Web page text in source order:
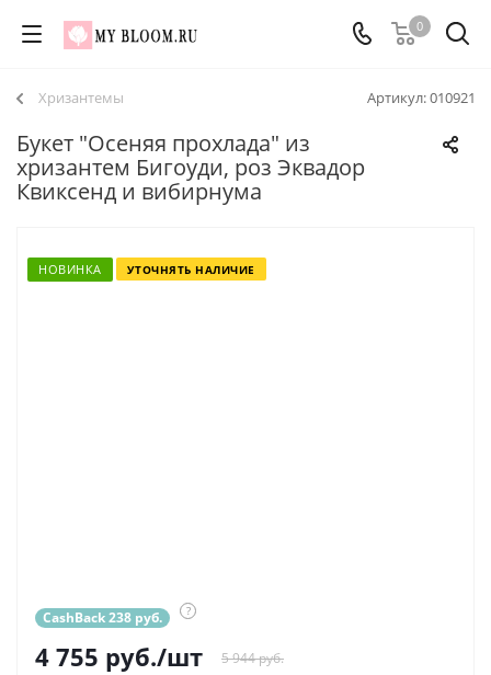
0
Артикул:010921
Хризантемы
Букет "Осеняя прохлада" из
хризантем Бигоуди, роз Эквадор
Квиксенд и вибирнума
НОВИНКА УТОЧНЯТЬ НАЛИЧИЕ
CashBack 238 руб. ?
4 755 руб./шт 5 944 руб.